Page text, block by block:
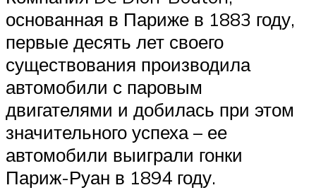
основанная в Париже в 1883 году,
первые десять лет своего
существования производила
автомобили с паровым
двигателями и добилась при этом
значительного успеха – ее
автомобили выиграли гонки
Париж-Руан в 1894 году.